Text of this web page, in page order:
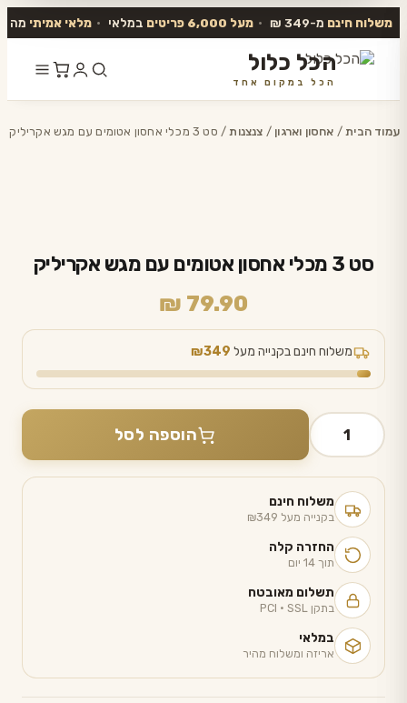
משלוח חינם מ-349 ₪ • מעל 6,000 פריטים במלאי • מלאי אמיתי מה
הכל כלול
הכל במקום אחד
לתוכן
עמוד הבית/ אחסון וארגון / צנצנות/ סט 3 מכלי אחסון אטומים עם מגש אקריליק
סט 3 מכלי אחסון אטומים עם מגש אקריליק
₪ 79.90
משלוח חינם בקנייה מעל ₪349
כמות
של
3
מכלי
אחסון
אטומים
מגש
אקריליק
הוספה לסל
משלוח חינם
בקנייה מעל ₪349
החזרה קלה
תוך 14 יום
תשלום מאובטח
בתקן PCI · SSL
במלאי
אריזה ומשלוח מהיר